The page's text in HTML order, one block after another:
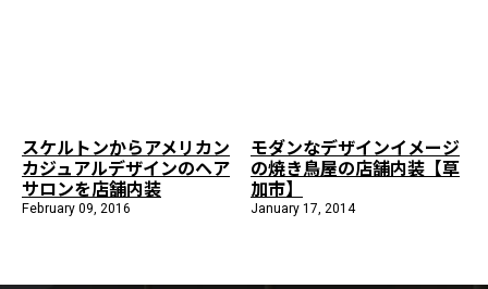
採用情報会社概要
スケルトンからアメリカン
カジュアルデザインのヘア
サロンを店舗内装
February 09, 2016
モダンなデザインイメージ
の焼き鳥屋の店舗内装【草
加市】
January 17, 2014